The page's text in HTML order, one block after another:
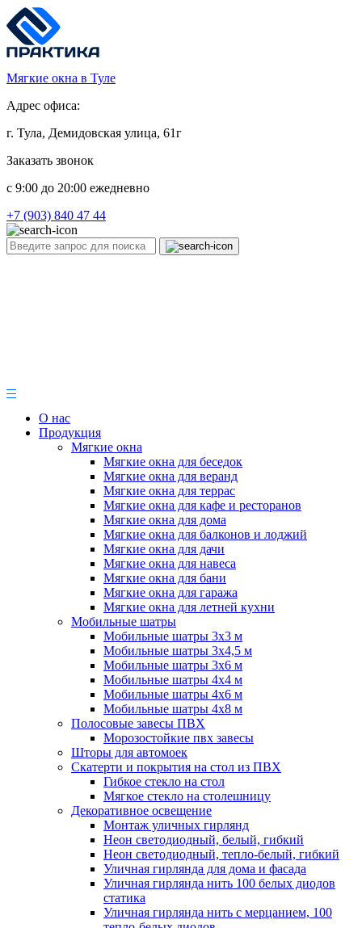
Мягкие окна в Туле
Адрес офиса:
г. Тула, Демидовская улица, 61г
Заказать звонок
c 9:00 до 20:00 ежедневно
+7 (903) 840 47 44
О нас
Продукция
Мягкие окна
Мягкие окна для беседок
Мягкие окна для веранд
Мягкие окна для террас
Мягкие окна для кафе и ресторанов
Мягкие окна для дома
Мягкие окна для балконов и лоджий
Мягкие окна для дачи
Мягкие окна для навеса
Мягкие окна для бани
Мягкие окна для гаража
Мягкие окна для летней кухни
Мобильные шатры
Мобильные шатры 3х3 м
Мобильные шатры 3х4,5 м
Мобильные шатры 3х6 м
Мобильные шатры 4х4 м
Мобильные шатры 4х6 м
Мобильные шатры 4х8 м
Полосовые завесы ПВХ
Морозостойкие пвх завесы
Шторы для автомоек
Скатерти и покрытия на стол из ПВХ
Гибкое стекло на стол
Мягкое стекло на столешницу
Декоративное освещение
Монтаж уличных гирлянд
Неон светодиодный, белый, гибкий
Неон светодиодный, тепло-белый, гибкий
Уличная гирлянда для дома и фасада
Уличная гирлянда нить 100 белых диодов
статика
Уличная гирлянда нить с мерцанием, 100